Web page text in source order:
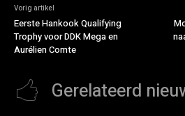
Vorig artikel
Eerste Hankook Qualifying
Trophy voor DDK Mega en
Aurélien Comte
Gerelateerd